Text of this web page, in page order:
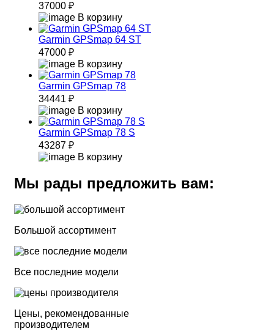
37000 ₽
В корзину
Garmin GPSmap 64 ST
47000 ₽
В корзину
Garmin GPSmap 78
34441 ₽
В корзину
Garmin GPSmap 78 S
43287 ₽
В корзину
Мы рады предложить вам:
Большой ассортимент
Все последние модели
Цены, рекомендованные
производителем